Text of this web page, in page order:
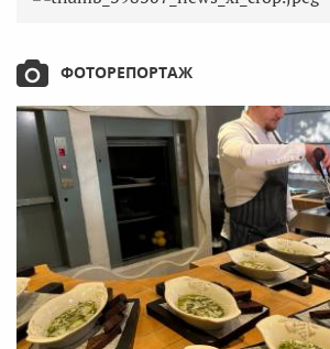
ФОТОРЕПОРТАЖ